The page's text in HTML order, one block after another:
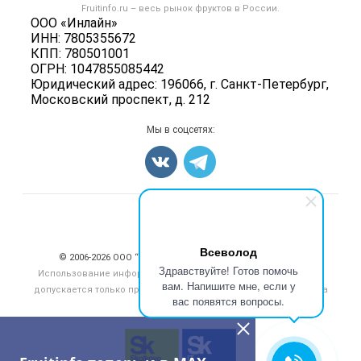
Всеволод
Здравствуйте! Готов помочь
вам. Напишите мне, если у
вас появятся вопросы.
Fruitinfo.ru – весь рынок фруктов в России.
ООО «Инлайн»
ИНН: 7805355672
КПП: 780501001
ОГРН: 1047855085442
Юридический адрес: 196066, г. Санкт-Петербург,
Московский проспект, д. 212
Политика обработки персональных данных
Фрукты
Грибы
Оборудование
Карта объявлений
Мы в соцсетях:
© 2006‑2026 ООО “Инлайн”. 12+ Все права защищены.
Использование информации, размещенной на данном сайте,
допускается только при размещении активной гиперссылки на
fruitinfo.ru